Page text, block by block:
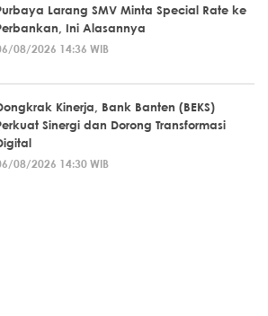
Larang SMV Minta Special Rate ke
Ini Alasannya
08/2026 14:36 WIB
Kinerja, Bank Banten (BEKS)
Sinergi dan Dorong Transformasi
08/2026 14:30 WIB